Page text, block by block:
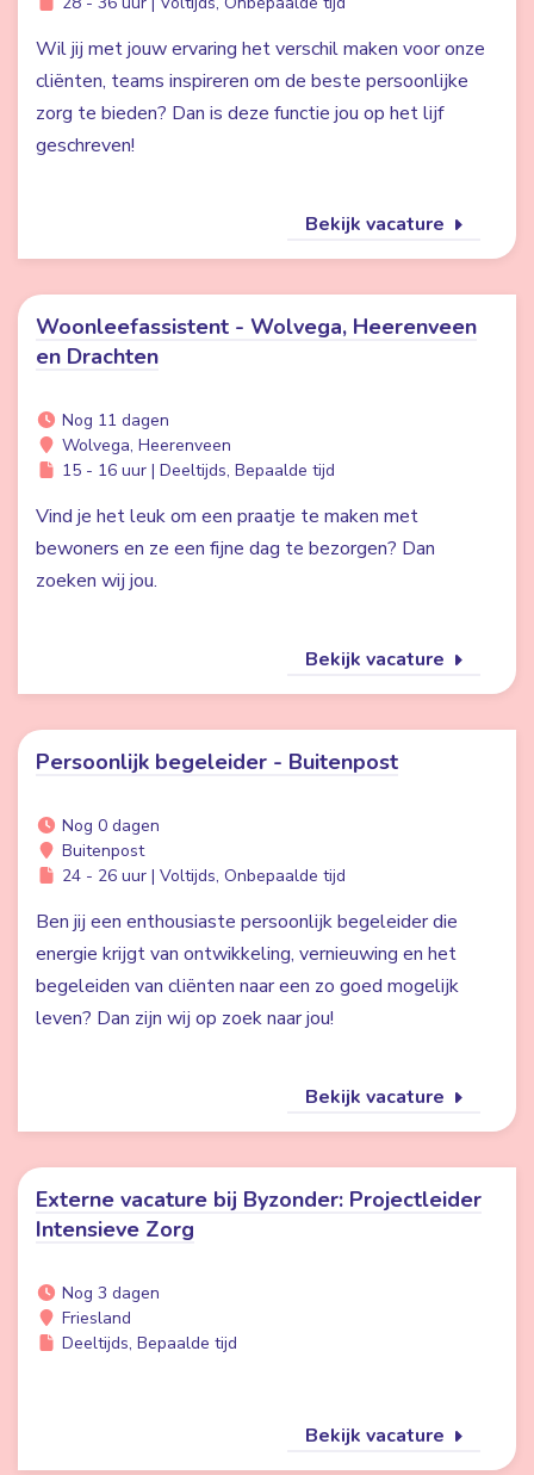
Wil jij met jouw ervaring het verschil maken voor onze
cliënten, teams inspireren om de beste persoonlijke
zorg te bieden? Dan is deze functie jou op het lijf
geschreven!
Bekijk vacature
Woonleefassistent - Wolvega, Heerenveen
en Drachten
Nog 11 dagen
Wolvega, Heerenveen
15 - 16 uur | Deeltijds, Bepaalde tijd
Vind je het leuk om een praatje te maken met
bewoners en ze een fijne dag te bezorgen? Dan
zoeken wij jou.
Bekijk vacature
Persoonlijk begeleider - Buitenpost
Nog 0 dagen
Buitenpost
24 - 26 uur | Voltijds, Onbepaalde tijd
Ben jij een enthousiaste persoonlijk begeleider die
energie krijgt van ontwikkeling, vernieuwing en het
begeleiden van cliënten naar een zo goed mogelijk
leven? Dan zijn wij op zoek naar jou!
Bekijk vacature
Externe vacature bij Byzonder: Projectleider
Intensieve Zorg
Nog 3 dagen
Friesland
Deeltijds, Bepaalde tijd
Bekijk vacature